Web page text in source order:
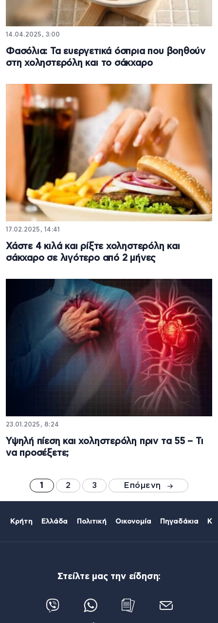
14.04.2025, 3:00
Φασόλια: Τα ευεργετικά όσπρια που βοηθούν
στη χοληστερόλη και το σάκχαρο
17.02.2025, 14:41
Χάστε 4 κιλά και ρίξτε χοληστερόλη και
σάκχαρο σε λιγότερο από 2 μήνες
23.01.2025, 8:24
Υψηλή πίεση και χοληστερόλη πριν τα 55 – Τι
να προσέξετε;
1 2 3 Επόμενη
Κρήτη Ελλάδα Πολιτική Οικονομία Πηγαδάκια
Στείλτε μας την είδηση: